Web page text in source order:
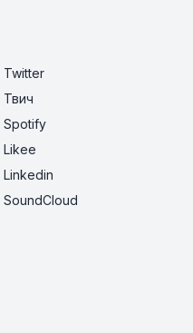
Twitter
Твич
Spotify
Likee
Linkedin
SoundCloud